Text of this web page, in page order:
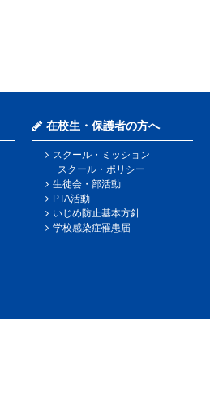
在校生・保護者の方へ
スクール・ミッション
スクール・ポリシー
生徒会・部活動
PTA活動
いじめ防止基本方針
学校感染症罹患届